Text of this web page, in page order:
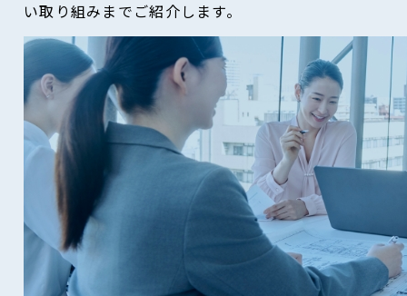
い取り組みまでご紹介します。